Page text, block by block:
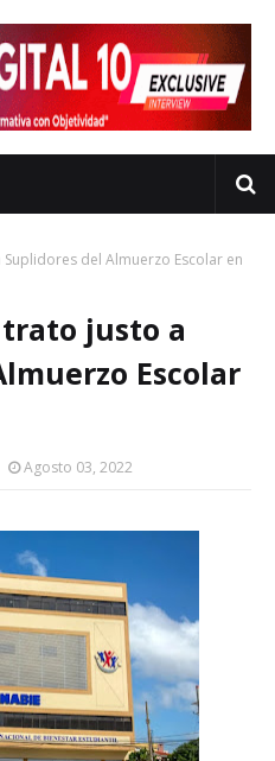
Suplidores del Almuerzo Escolar en
trato justo a
Escolar
Agosto 03, 2022